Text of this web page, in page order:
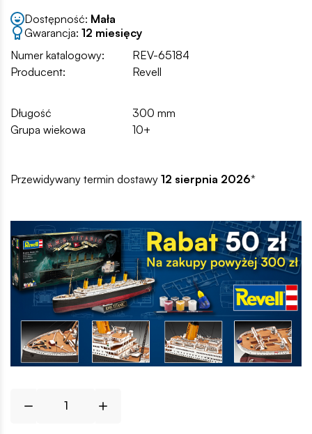
Dostępność: Mała
Gwarancja: 12 miesięcy
Numer katalogowy:
REV-65184
Producent:
Revell
Długość
300 mm
Grupa wiekowa
10+
Przewidywany termin dostawy 12 sierpnia 2026*